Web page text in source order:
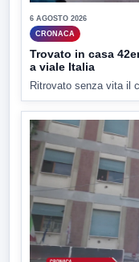
6 AGOSTO 2026
CRONACA
Trovato in casa
a viale Italia
Ritrovato senza vita il